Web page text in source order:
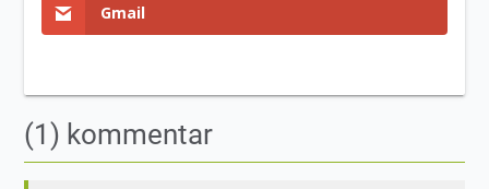
Gmail
(1) kommentar